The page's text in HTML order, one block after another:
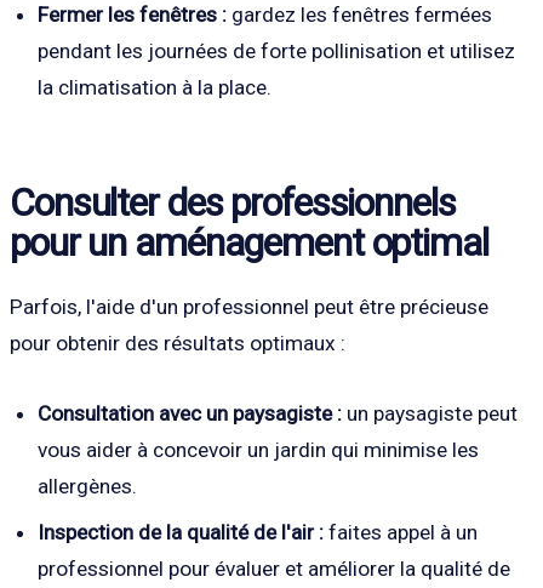
Fermer les fenêtres : gardez les fenêtres fermées
pendant les journées de forte pollinisation et utilisez
la climatisation à la place.
Consulter des professionnels
pour un aménagement optimal
Parfois, l'aide d'un professionnel peut être précieuse
pour obtenir des résultats optimaux :
Consultation avec un paysagiste : un paysagiste peut
vous aider à concevoir un jardin qui minimise les
allergènes.
Inspection de la qualité de l'air : faites appel à un
professionnel pour évaluer et améliorer la qualité de